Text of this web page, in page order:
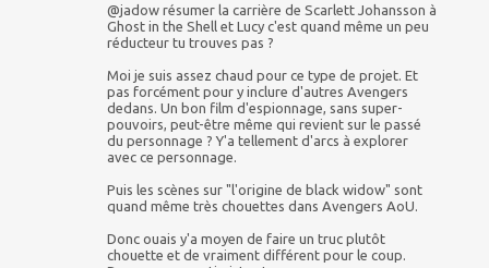
@jadow résumer la carrière de Scarlett Johansson à
Ghost in the Shell et Lucy c'est quand même un peu
réducteur tu trouves pas ?
Moi je suis assez chaud pour ce type de projet. Et
pas forcément pour y inclure d'autres Avengers
dedans. Un bon film d'espionnage, sans super-
pouvoirs, peut-être même qui revient sur le passé
du personnage ? Y'a tellement d'arcs à explorer
avec ce personnage.
Puis les scènes sur "l'origine de black widow" sont
quand même très chouettes dans Avengers AoU.
Donc ouais y'a moyen de faire un truc plutôt
chouette et de vraiment différent pour le coup.